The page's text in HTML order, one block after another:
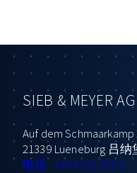
SIEB & MEYER AG
Auf dem Schmaarkamp
21339 Lueneburg 吕纳
电话: +49 4131 203 0